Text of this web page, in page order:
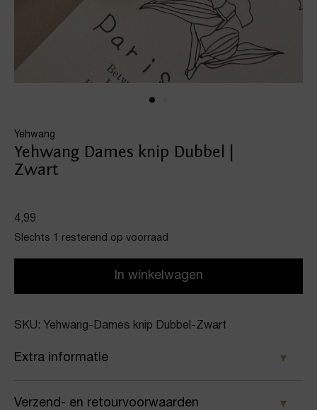
Yehwang
Yehwang Dames knip Dubbel |
Zwart
4,99
Slechts 1 resterend op voorraad
In winkelwagen
SKU: Yehwang-Dames knip Dubbel-Zwart
Extra informatie
Kleur
Verzend- en retourvoorwaarden